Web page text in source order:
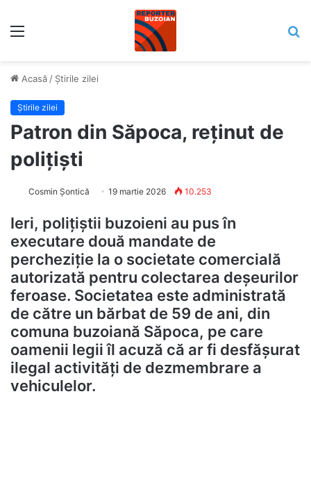
Acasă / Știrile zilei
Știrile zilei
Patron din Săpoca, reținut de
polițiști
Cosmin Șontică 19 martie 2026 10.253
Ieri, polițiștii buzoieni au pus în
executare două mandate de
percheziție la o societate comercială
autorizată pentru colectarea deșeurilor
feroase. Societatea este administrată
de către un bărbat de 59 de ani, din
comuna buzoiană Săpoca, pe care
oamenii legii îl acuză că ar fi desfășurat
ilegal activități de dezmembrare a
vehiculelor.